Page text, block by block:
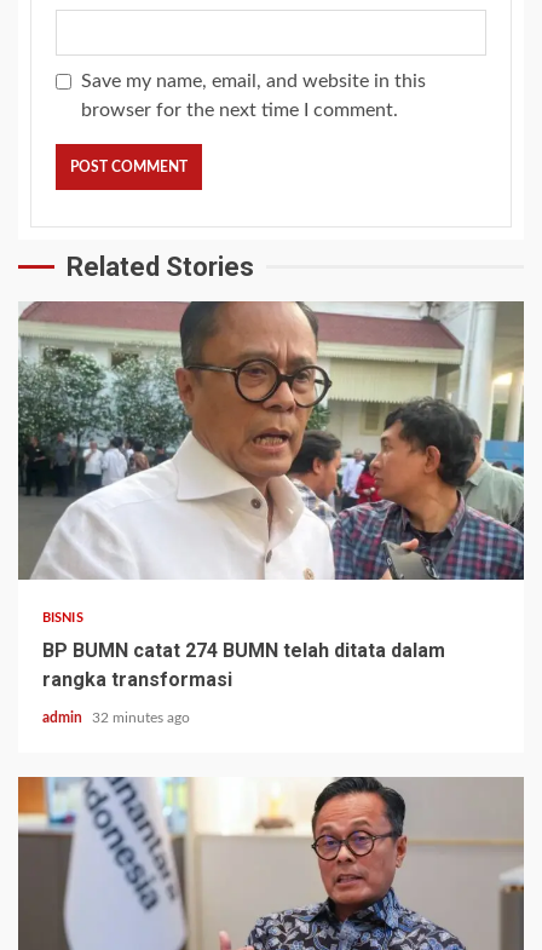
Save my name, email, and website in this
browser for the next time I comment.
Related Stories
BISNIS
BP BUMN catat 274 BUMN telah ditata dalam
rangka transformasi
admin 32 minutes ago